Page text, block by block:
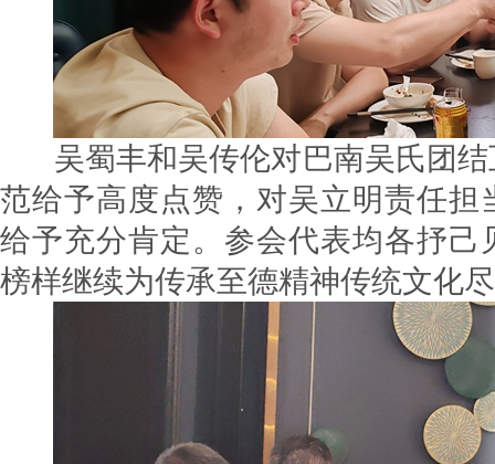
吴蜀丰和吴传伦对巴南吴氏团结
范给予高度点赞，对吴立明责任担
给予充分肯定。参会代表均各抒己
榜样继续为传承至德精神传统文化